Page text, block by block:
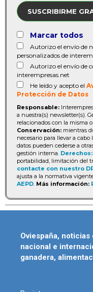
SUSCRIBIRME
Marcar todos
Autorizo el envío de
personalizados de
Autorizo el envío de
interempresas.net
He leído y acepto el
Protección de Datos
Responsable:
a nuestra(s) newsletter(s).
relacionados con la misma
Conservación: mientras
necesario para llevar a
datos pueden cederse a
gestión interna. Derechos:
portabilidad, limitación del
contacte con nuestro
ajusta a la normativa
AEPD. Más información:
Oviespaña,
nacional e
ganadera,